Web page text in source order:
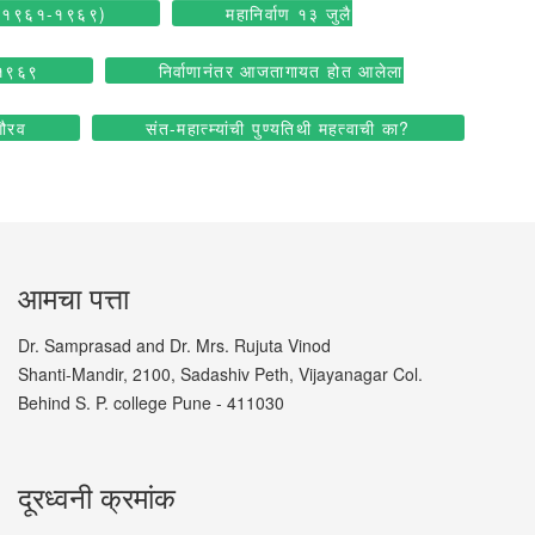
१९६९) महानिर्वाण १३ जुलै
निर्वाणानंतर आजतागायत होत आलेला
संत-महात्म्यांची पुण्यतिथी महत्वाची का?
आमचा पत्ता
Dr. Samprasad and Dr. Mrs. Rujuta Vinod
Shanti-Mandir, 2100, Sadashiv Peth, Vijayanagar Col.
Behind S. P. college Pune - 411030
दूरध्वनी क्रमांक